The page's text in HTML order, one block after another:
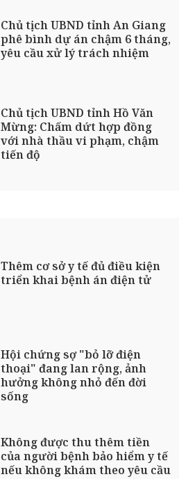
Chủ tịch UBND tỉnh An Giang
phê bình dự án chậm 6 tháng,
yêu cầu xử lý trách nhiệm
Chủ tịch UBND tỉnh Hồ Văn
Mừng: Chấm dứt hợp đồng
với nhà thầu vi phạm, chậm
tiến độ
Thêm cơ sở y tế đủ điều kiện
triển khai bệnh án điện tử
Hội chứng sợ "bỏ lỡ điện
thoại" đang lan rộng, ảnh
hưởng không nhỏ đến đời
sống
Không được thu thêm tiền
của người bệnh bảo hiểm y tế
nếu không khám theo yêu cầu